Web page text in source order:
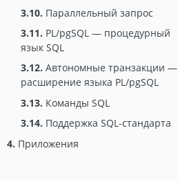
3.10. Параллельный запрос
3.11. PL/pgSQL — процедурный
язык SQL
3.12. Автономные транзакции —
расширение языка PL/pgSQL
3.13. Команды SQL
3.14. Поддержка SQL-стандарта
4. Приложения